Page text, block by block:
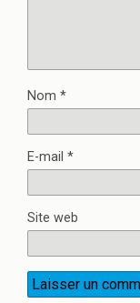
Nom *
E-mail *
Site web